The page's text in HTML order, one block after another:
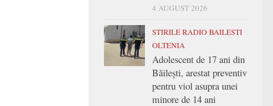
4 AUGUST 2026
STIRILE RADIO BAILESTI
OLTENIA
Adolescent de 17 ani din
Băilești, arestat preventiv
pentru viol asupra unei
minore de 14 ani